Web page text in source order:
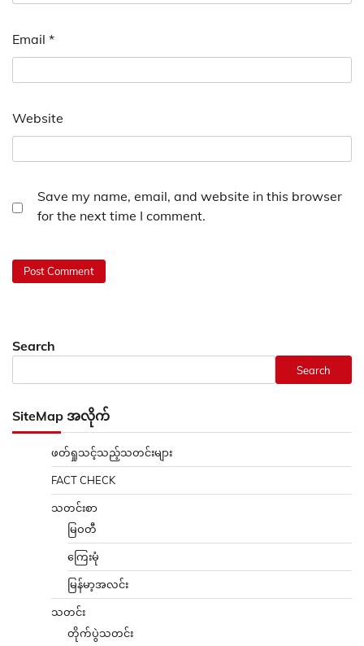
Email *
Website
Save my name, email, and website in this browser
for the next time I comment.
Search
Search
SiteMap အလိုက်
ဖတ်ရှုသင့်သည့်သတင်းများ
FACT CHECK
သတင်းစာ
မြဝတီ
ကြေးမုံ
မြန်မာ့အလင်း
သတင်း
တိုက်ပွဲသတင်း